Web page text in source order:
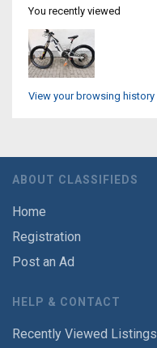
You recently viewed
View your browsing history
ABOUT CLASSIFIEDS
Home
Registration
Post an Ad
HELP & CONTACT
Recently Viewed Listings